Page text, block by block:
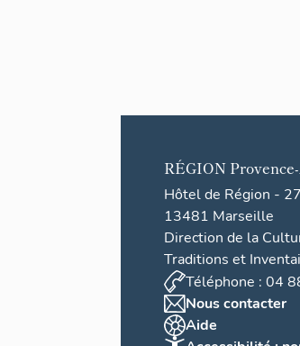
RÉGION
Hôtel de Région -
13481 Marseille
Direction de la
Traditions et
Téléphone : 04
Nous contacter
Aide